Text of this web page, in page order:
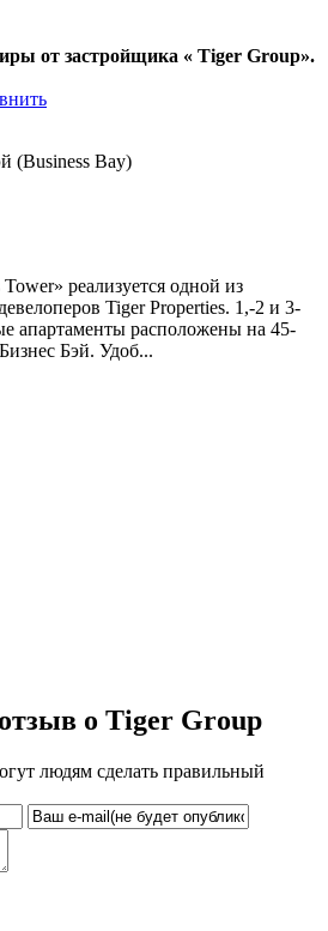
от застройщика « Tiger Group».
(Business Bay)
реализуется одной из
Tiger Properties. 1,-2 и 3-
апартаменты расположены на 45-
Бэй. Удоб...
о Tiger Group
людям сделать правильный